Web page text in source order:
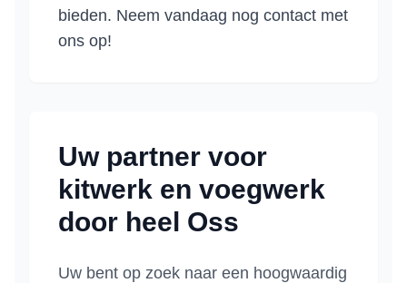
bieden. Neem vandaag nog contact met
ons op!
Uw partner voor
kitwerk en voegwerk
door heel Oss
Uw bent op zoek naar een hoogwaardig